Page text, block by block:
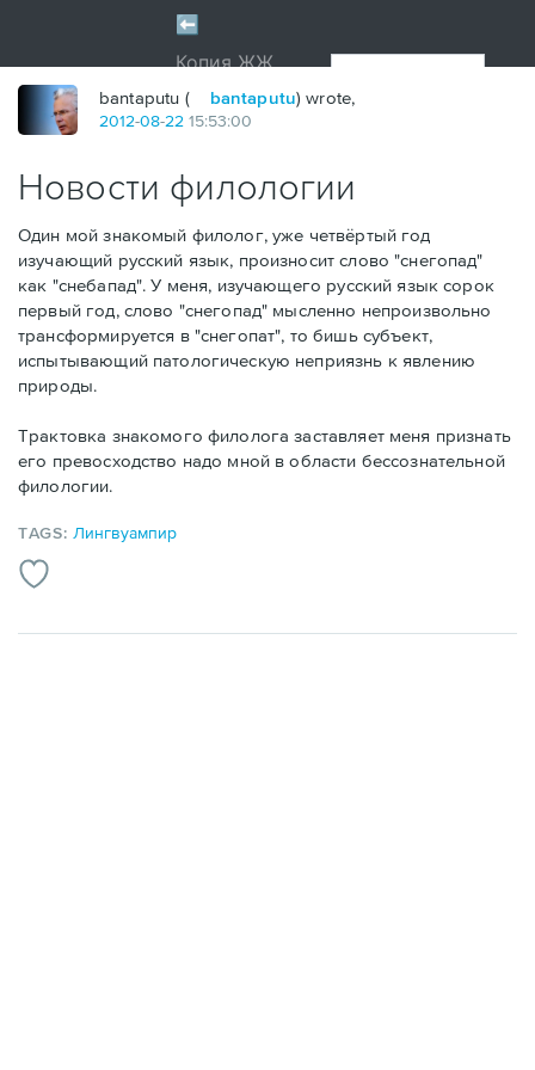
bantaputu ( bantaputu) wrote,
2012-08-22 15:53:00
Новости филологии
Один мой знакомый филолог, уже четвёртый год
изучающий русский язык, произносит слово "снегопад"
как "снебапад". У меня, изучающего русский язык сорок
первый год, слово "снегопад" мысленно непроизвольно
трансформируется в "снегопат", то бишь субъект,
испытывающий патологическую неприязнь к явлению
природы.
Трактовка знакомого филолога заставляет меня признать
его превосходство надо мной в области бессознательной
филологии.
TAGS: Лингвуампир